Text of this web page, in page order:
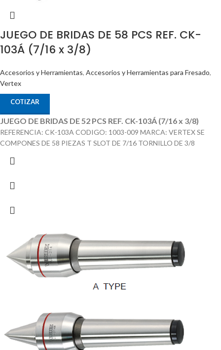
JUEGO DE BRIDAS DE 58 PCS REF. CK-
103Á (7/16 x 3/8)
Accesorios y Herramientas, Accesorios y Herramientas para Fresado,
Vertex
COTIZAR
JUEGO DE BRIDAS DE 52 PCS REF. CK-103Á (7/16 x 3/8)
REFERENCIA: CK-103A CODIGO: 1003-009 MARCA: VERTEX SE
COMPONES DE 58 PIEZAS T SLOT DE 7/16 TORNILLO DE 3/8